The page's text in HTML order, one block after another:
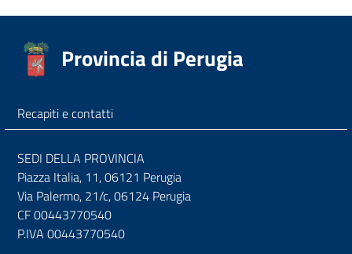
Provincia di Perugia
Recapiti e contatti
SEDI DELLA PROVINCIA
Piazza Italia, 11, 06121 Perugia
Via Palermo, 21/c, 06124 Perugia
CF 00443770540
P.IVA 00443770540